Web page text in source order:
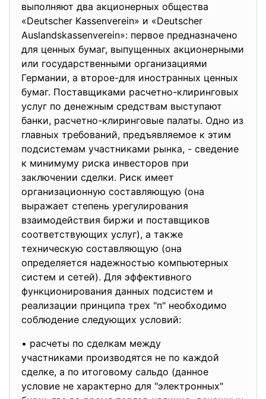
выполняют два акционерных общества
«Deutscher Kassenverein» и «Deutscher
Auslandskassenverein»: первое предназначено
для ценных бумаг, выпущенных акционерными
или государственными организациями
Германии, а второе-для иностранных ценных
бумаг. Поставщиками расчетно-клиринговых
услуг по денежным средствам выступают
банки, расчетно-клиринговые палаты. Одно из
главных требований, предъявляемое к этим
подсистемам участниками рынка, - сведение
к минимуму риска инвесторов при
заключении сделки. Риск имеет
организационную составляющую (она
выражает степень урегулирования
взаимодействия биржи и поставщиков
соответствующих услуг), а также
техническую составляющую (она
определяется надежностью компьютерных
систем и сетей). Для эффективного
функционирования данных подсистем и
реализации принципа трех "п" необходимо
соблюдение следующих условий:
• расчеты по сделкам между
участниками производятся не по каждой
сделке, а по итоговому сальдо (данное
условие не характерно для "электронных"